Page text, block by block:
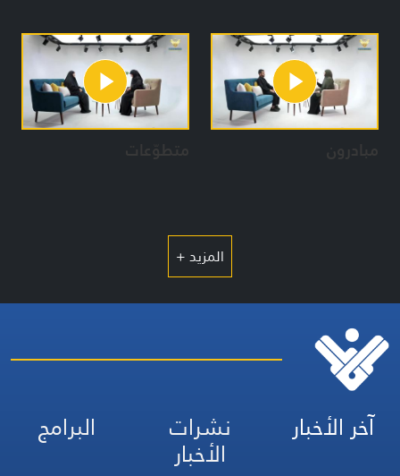
مبادرون متطوّعات
المزيد +
آخر الأخبار نشرات
الأخبار
البرامج